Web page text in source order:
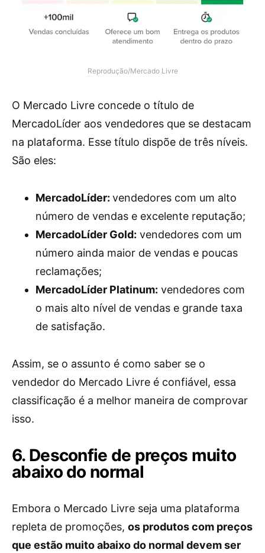
Reprodução/Mercado Livre
O Mercado Livre concede o título de
MercadoLíder aos vendedores que se destacam
na plataforma. Esse título dispõe de três níveis.
São eles:
MercadoLíder: vendedores com um alto
número de vendas e excelente reputação;
MercadoLíder Gold: vendedores com um
número ainda maior de vendas e poucas
reclamações;
MercadoLíder Platinum: vendedores com
o mais alto nível de vendas e grande taxa
de satisfação.
Assim, se o assunto é como saber se o
vendedor do Mercado Livre é confiável, essa
classificação é a melhor maneira de comprovar
isso.
6. Desconfie de preços muito
abaixo do normal
Embora o Mercado Livre seja uma plataforma
repleta de promoções, os produtos com preços
que estão muito abaixo do normal devem ser